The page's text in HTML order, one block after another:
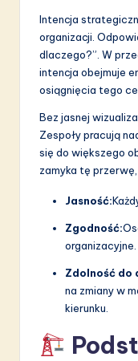
o
ti
o
Intencja
organizacji.
dlaczego?”. W
intencja obejmuje
osiągnięcia tego
Bez jasnej
Zespoły pracują
się do większego
zamyka tę
Jasność:
Zgodność:
organizacyjne.
Zdolność do
na zmiany w
kierunku.